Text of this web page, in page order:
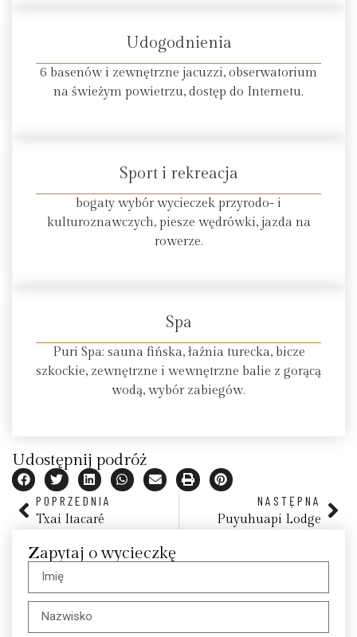
Udogodnienia
6 basenów i zewnętrzne jacuzzi, obserwatorium
na świeżym powietrzu, dostęp do Internetu.
Sport i rekreacja
bogaty wybór wycieczek przyrodo- i
kulturoznawczych, piesze wędrówki, jazda na
rowerze.
Spa
Puri Spa: sauna fińska, łaźnia turecka, bicze
szkockie, zewnętrzne i wewnętrzne balie z gorącą
wodą, wybór zabiegów.
Udostępnij podróż
POPRZEDNIA
Txai Itacaré
NASTĘPNA
Puyuhuapi Lodge
Zapytaj o wycieczkę